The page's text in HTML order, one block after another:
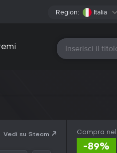
Region: Italia
Tutte le
Vedi su Steam Compra
-89%